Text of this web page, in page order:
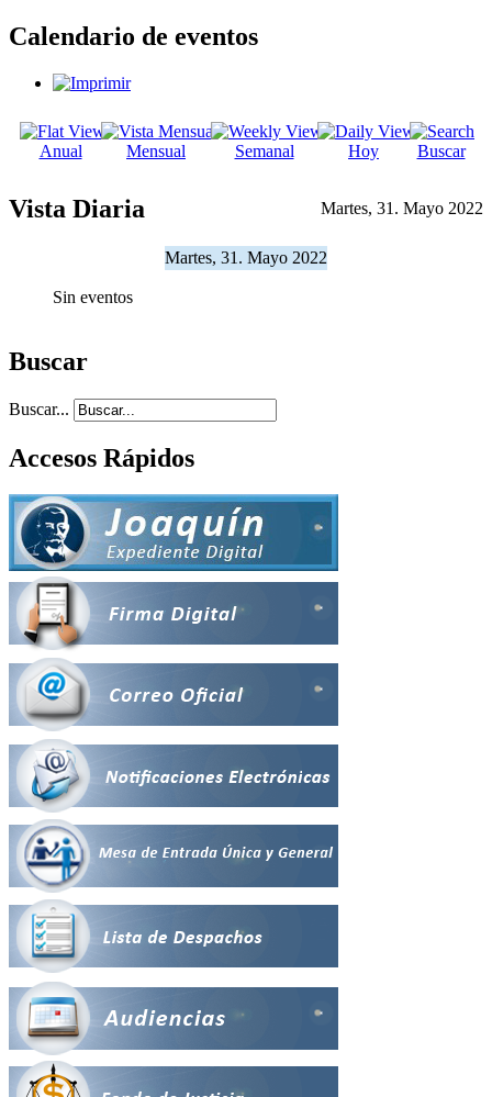
Calendario de eventos
Anual Mensual Semanal Hoy Buscar
Vista Diaria Martes, 31. Mayo 2022
Martes, 31. Mayo 2022
Sin eventos
Buscar
Buscar...
Accesos Rápidos